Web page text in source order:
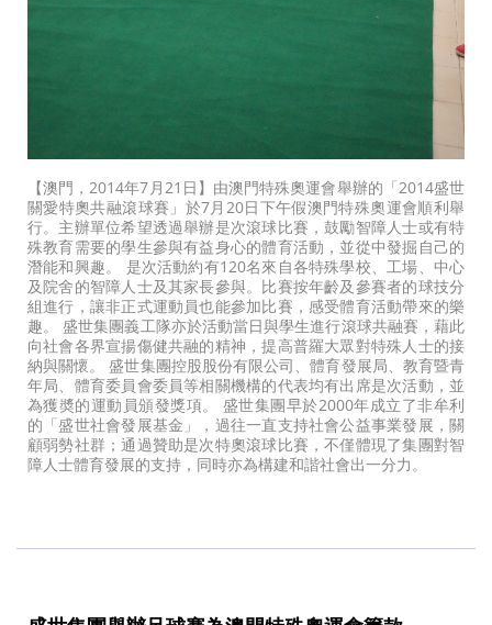
【澳門，2014年7月21日】由澳門特殊奧運會舉辦的「2014盛世
關愛特奧共融滾球賽」於7月20日下午假澳門特殊奧運會順利舉
行。主辦單位希望透過舉辦是次滾球比賽，鼓勵智障人士或有特
殊教育需要的學生參與有益身心的體育活動，並從中發掘自己的
潛能和興趣。 是次活動約有120名來自各特殊學校、工場、中心
及院舍的智障人士及其家長參與。比賽按年齡及參賽者的球技分
組進行，讓非正式運動員也能參加比賽，感受體育活動帶來的樂
趣。 盛世集團義工隊亦於活動當日與學生進行滾球共融賽，藉此
向社會各界宣揚傷健共融的精神，提高普羅大眾對特殊人士的接
納與關懷。 盛世集團控股股份有限公司、體育發展局、教育暨青
年局、體育委員會委員等相關機構的代表均有出席是次活動，並
為獲奬的運動員頒發獎項。 盛世集團早於2000年成立了非牟利
的「盛世社會發展基金」，過往一直支持社會公益事業發展，關
顧弱勢社群；通過贊助是次特奧滾球比賽，不僅體現了集團對智
障人士體育發展的支持，同時亦為構建和諧社會出一分力。